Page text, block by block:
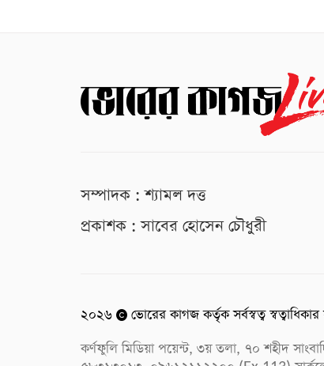
সম্পাদক : শ্যামল দত্ত
প্রকাশক : সাবের হোসেন চৌধুরী
২০২৬
ভোরের কাগজ কর্তৃক সর্বস্বত্ব
কর্ণফুলি মিডিয়া পয়েন্ট, ৩য় তলা, ৭০ শহীদ